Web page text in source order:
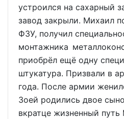
устроился на сахарный
завод закрыли. Михаил
ФЗУ, получил
монтажника
приобрёл ещё одну
штукатура. Призвали в
года. После армии
Зоей родились двое
вкратце жизненный